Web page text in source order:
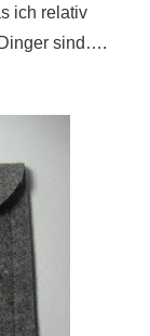
ich relativ
sind….